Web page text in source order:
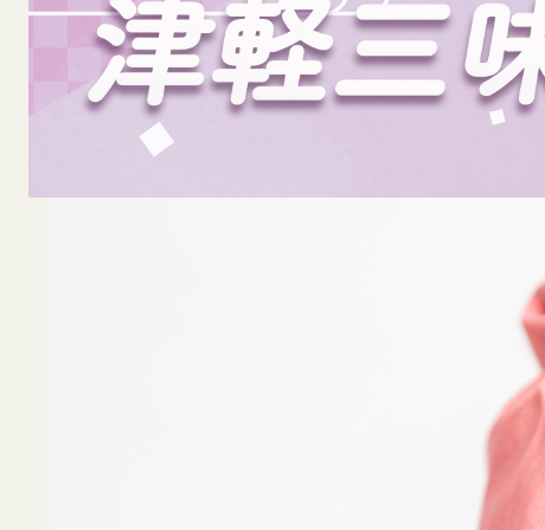
広島市安佐南区に大人向